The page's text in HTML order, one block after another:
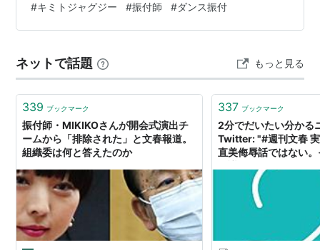
は演出にも大きく絡んでくるので、駒ちゃんから演出に
向けて、するどい質問があったり。最初はチラシを見て
る！！」「なぁにィ～！？」みたいなやり取りをしたけ
れど、こりゃあ駒ちゃんの名前、めちゃくちゃ上にあっ
ていいと思う…。 お客様からも「駒野さんの振付、楽…
#キミトジャグジー #振付師 #ダンス振付
ネットで話題 もっと見る
339 ブックマーク
振付師・MIKIKOさんが開会式演出チ
ームから「排除された」と文春報道。
組織委は何と答えたのか
337 ブックマーク
2分でだいたい分かる
Twitter: "#週刊文春
直美侮辱話ではない
ランを御破算にして
賢太郎を重用。椎名
独裁で体調崩す
も森喜朗から「事を
https://t.co/